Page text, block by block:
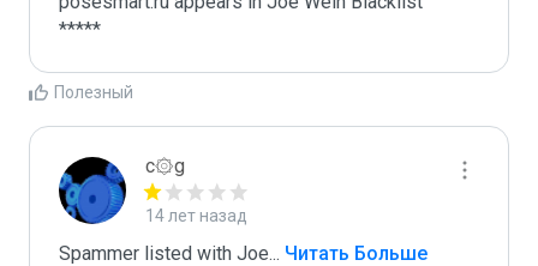
*****
Полезный
c۞g
14 лет назад
Spammer listed with Joe... Читать Больше